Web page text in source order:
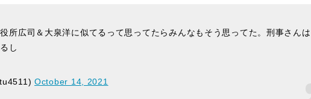
所広司＆大泉洋に似てるって思ってたらみんなもそう思ってた。刑事さんは
し
October 14, 2021